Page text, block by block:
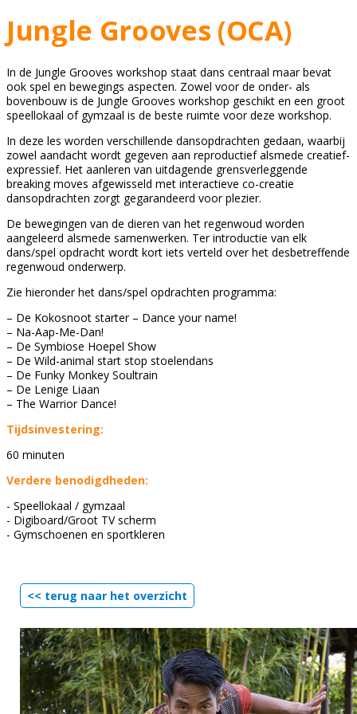
Jungle Grooves (OCA)
In de Jungle Grooves workshop staat dans centraal maar bevat
ook spel en bewegings aspecten. Zowel voor de onder- als
bovenbouw is de Jungle Grooves workshop geschikt en een groot
speellokaal of gymzaal is de beste ruimte voor deze workshop.
In deze les worden verschillende dansopdrachten gedaan, waarbij
zowel aandacht wordt gegeven aan reproductief alsmede creatief-
expressief. Het aanleren van uitdagende grensverleggende
breaking moves afgewisseld met interactieve co-creatie
dansopdrachten zorgt gegarandeerd voor plezier.
De bewegingen van de dieren van het regenwoud worden
aangeleerd alsmede samenwerken. Ter introductie van elk
dans/spel opdracht wordt kort iets verteld over het desbetreffende
regenwoud onderwerp.
Zie hieronder het dans/spel opdrachten programma:
– De Kokosnoot starter – Dance your name!
– Na-Aap-Me-Dan!
– De Symbiose Hoepel Show
– De Wild-animal start stop stoelendans
– De Funky Monkey Soultrain
– De Lenige Liaan
– The Warrior Dance!
Tijdsinvestering:
60 minuten
Verdere benodigdheden:
- Speellokaal / gymzaal
- Digiboard/Groot TV scherm
- Gymschoenen en sportkleren
<< terug naar het overzicht